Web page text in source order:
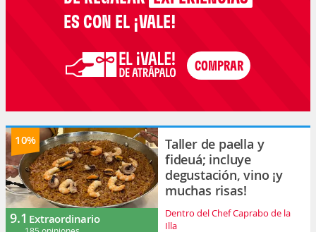
ES CON EL ¡VALE!
10%
9.1 Extraordinario
Taller de paella y
fideuá; incluye
degustación, vino ¡y
muchas risas!
Dentro del Chef Caprabo de la
Illa